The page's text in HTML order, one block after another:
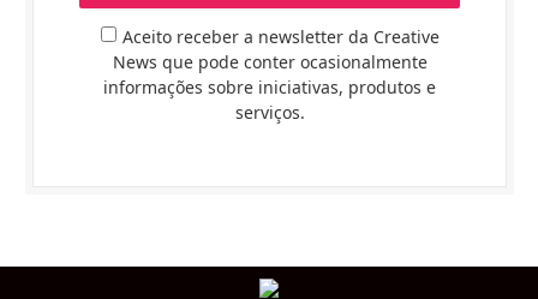
Aceito receber a newsletter da Creative
News que pode conter ocasionalmente
informações sobre iniciativas, produtos e
serviços.